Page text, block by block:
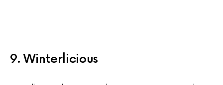
9. Winterlicious